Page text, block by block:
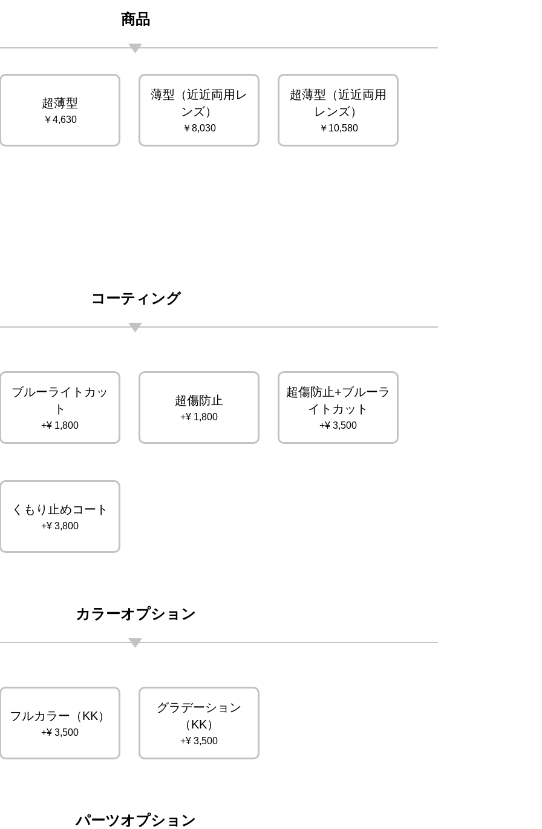
商品
超薄型
￥4,630
薄型（近近両用レ
ンズ）
￥8,030
超薄型（近近両用
レンズ）
￥10,580
コーティング
ブルーライトカッ
ト
+¥ 1,800
超傷防止
+¥ 1,800
超傷防止+ブルーラ
イトカット
+¥ 3,500
くもり止めコート
+¥ 3,800
カラーオプション
フルカラー（KK）
+¥ 3,500
グラデーション
（KK）
+¥ 3,500
パーツオプション